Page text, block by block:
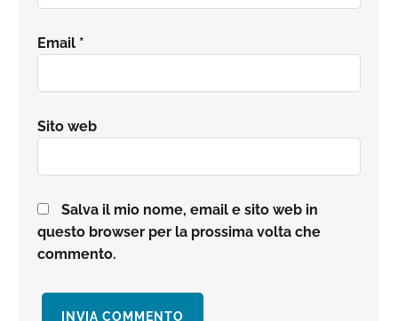
Email *
Sito web
Salva il mio nome, email e sito web in
questo browser per la prossima volta che
commento.